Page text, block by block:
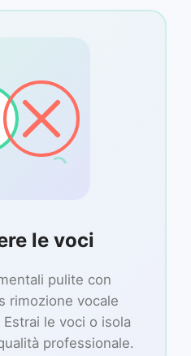
le voci
pulite con
rimozione vocale
le voci o isola
professionale.